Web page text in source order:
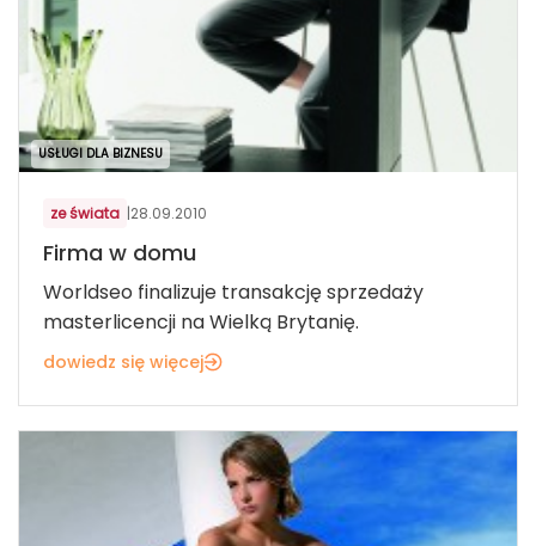
USŁUGI DLA BIZNESU
ze świata |28.09.2010
Firma w domu
Worldseo finalizuje transakcję sprzedaży
masterlicencji na Wielką Brytanię.
dowiedz się więcej